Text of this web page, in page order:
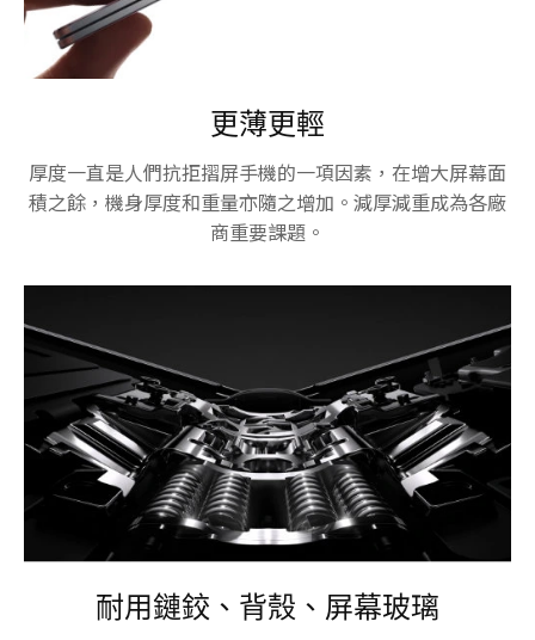
更薄更輕
厚度一直是人們抗拒摺屏手機的一項因素，在增大屏幕面
積之餘，機身厚度和重量亦隨之增加。減厚減重成為各廠
商重要課題。
耐用鏈鉸、背殼、屏幕玻璃